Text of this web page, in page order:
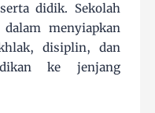
didik. Sekolah
menyiapkan
disiplin, dan
ke jenjang